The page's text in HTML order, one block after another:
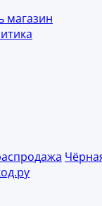
магазин